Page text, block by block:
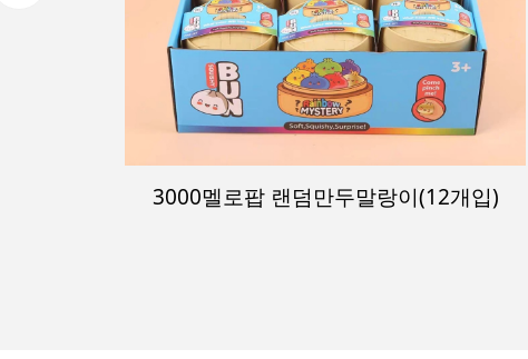
3000멜로팝 랜덤만두말랑이(12개입)